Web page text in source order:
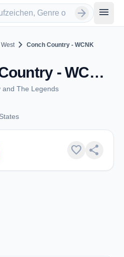
arrow_forward menu
West chevron_right Conch Country - WCNK
Conch Country - WCNK - FM 98.7 - Key West, FL
and The Legends
favorite share